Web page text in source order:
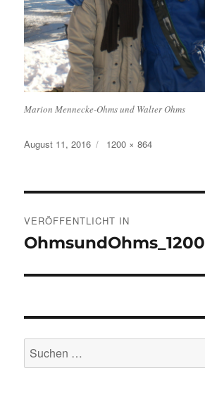
Marion Mennecke-Ohms und Walter Ohms
Veröffentlicht
August 11, 2016 Originalgröße
1200 × 864
VERÖFFENTLICHT IN
OhmsundOhms_1200
Suchen
nach: